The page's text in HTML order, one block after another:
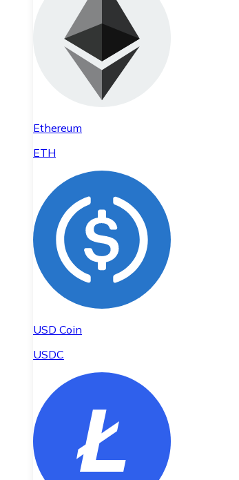
Ethereum
ETH
USD Coin
USDC